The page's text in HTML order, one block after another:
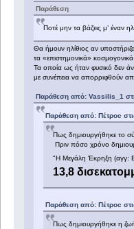
Παράθεση
Ποτέ μην τα βάζεις μ’ έναν
Θα ήμουν ηλίθιος αν
τα «επιστημονικά»
Τα οποία ως ήταν φυσικό δεν
με συνέπεια να απορριφθούν
Παράθεση από: Vassilis_1
Παράθεση από: Πέτροc
Πως δημιουργήθηκε το
Πριν πόσο χρόνο
"Η Μεγάλη Έκρηξη (αγγ:
13,8
Παράθεση από: Πέτροc
Πως δημιουργήθηκε η